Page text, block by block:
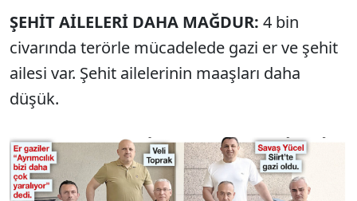
ŞEHİT AİLELERİ DAHA MAĞDUR: 4 bin
civarında terörle mücadelede gazi er ve şehit
ailesi var. Şehit ailelerinin maaşları daha
düşük.